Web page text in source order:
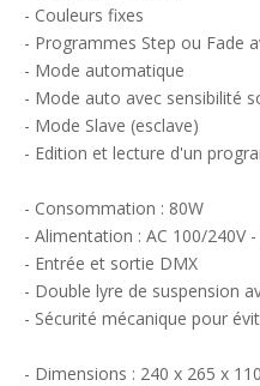
- Couleurs fixes
- Programmes Step ou Fade
- Mode automatique
- Mode auto avec sensibilité
- Mode Slave (esclave)
- Edition et lecture d'un
- Consommation : 80W
- Alimentation : AC 100/240V
- Entrée et sortie DMX
- Double lyre de suspension
- Sécurité mécanique pour
- Dimensions : 240 x 265 x